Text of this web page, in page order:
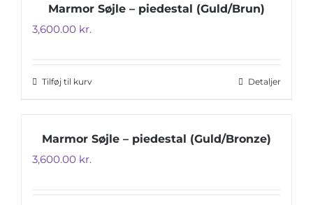
Marmor Søjle – piedestal (Guld/Brun)
3,600.00 kr.
Tilføj til kurv Detaljer
Marmor Søjle – piedestal (Guld/Bronze)
3,600.00 kr.